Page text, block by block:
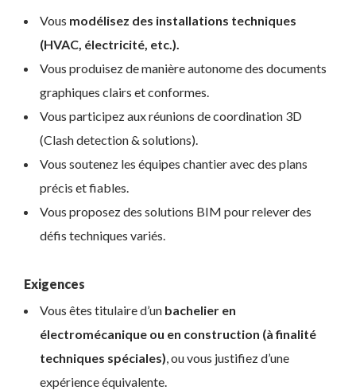
Vous modélisez des installations techniques
(HVAC, électricité, etc.).
Vous produisez de manière autonome des documents
graphiques clairs et conformes.
Vous participez aux réunions de coordination 3D
(Clash detection & solutions).
Vous soutenez les équipes chantier avec des plans
précis et fiables.
Vous proposez des solutions BIM pour relever des
défis techniques variés.
Exigences
Vous êtes titulaire d’un bachelier en
électromécanique ou en construction (à finalité
techniques spéciales), ou vous justifiez d’une
expérience équivalente.